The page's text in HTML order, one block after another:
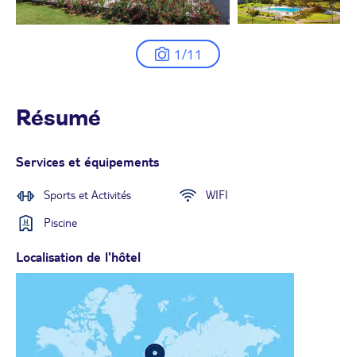
1/11
Résumé
Services et équipements
Sports et Activités
WIFI
Piscine
Localisation de l'hôtel